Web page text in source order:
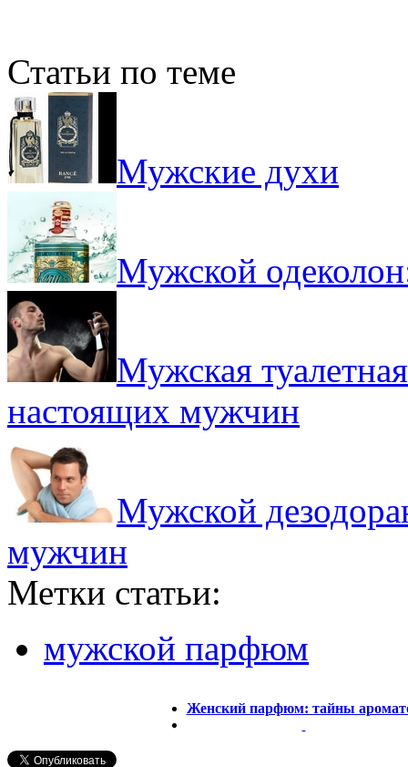
Статьи по теме
Мужские духи
Мужской
Мужская
настоящих мужчин
Мужской
мужчин
Метки статьи:
мужской парфюм
Женский парфюм: тайны